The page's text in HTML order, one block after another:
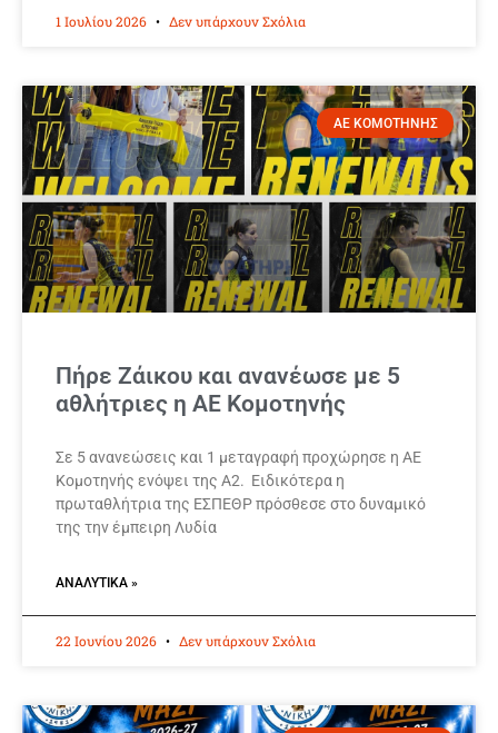
1 Ιουλίου 2026 Δεν υπάρχουν Σχόλια
ΑΕ ΚΟΜΟΤΗΝΗΣ
Πήρε Ζάικου και ανανέωσε με 5
αθλήτριες η ΑΕ Κομοτηνής
Σε 5 ανανεώσεις και 1 μεταγραφή προχώρησε η ΑΕ
Κομοτηνής ενόψει της Α2. Ειδικότερα η
πρωταθλήτρια της ΕΣΠΕΘΡ πρόσθεσε στο δυναμικό
της την έμπειρη Λυδία
ΑΝΑΛΥΤΙΚΆ »
22 Ιουνίου 2026 Δεν υπάρχουν Σχόλια